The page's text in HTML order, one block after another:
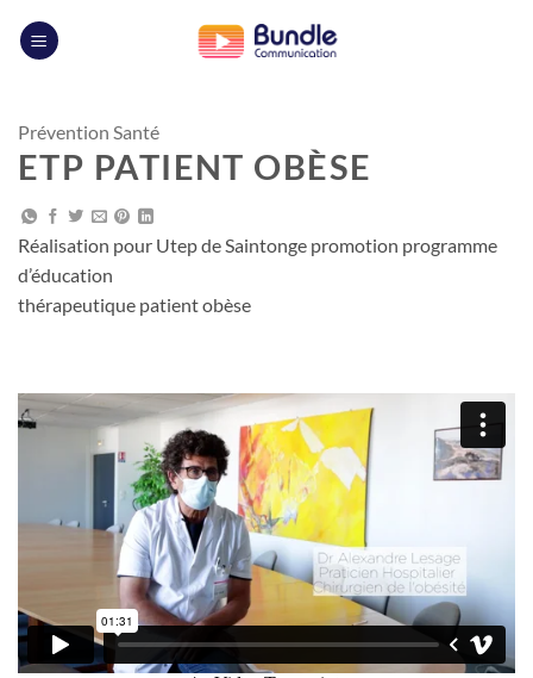
Prévention Santé
ETP PATIENT OBÈSE
Réalisation pour Utep de Saintonge promotion programme
d’éducation
thérapeutique patient obèse